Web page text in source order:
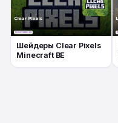
Шейдеры Clear Pixels
Minecraft BE